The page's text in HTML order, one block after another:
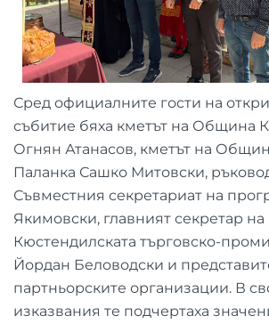
Сред официалните гости на
събитие бяха кметът на Община
Огнян Атанасов, кметът на
Паланка Сашко Митовски,
Съвместния секретариат на
Якимовски, главният секретар на
Кюстендилската търговско-
Йордан Беловодски и
партньорските организации. В
изказвания те подчертаха